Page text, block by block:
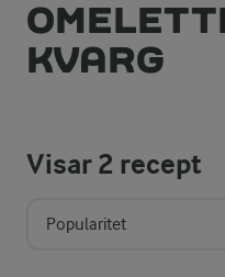
KVARG
Visar2 recept
Popularitet